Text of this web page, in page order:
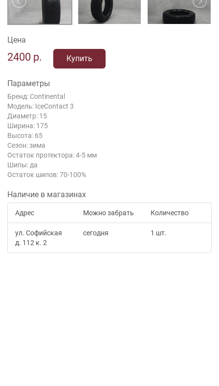
Цена
2400 р. Купить
Параметры
Бренд: Continental
Модель: IceContact 3
Диаметр: 15
Ширина: 175
Высота: 65
Сезон: зима
Остаток протектора: 4-5 мм
Шипы: да
Остаток шипов: 70-100%
Наличие в магазинах
Адрес Можно забрать Количество
ул. Софийская
д. 112 к. 2
сегодня 1 шт.